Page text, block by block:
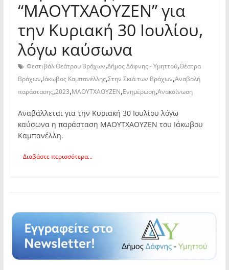
“ΜΑΟΥΤΧΑΟΥΖΕΝ” για
την Κυριακή 30 Ιουλίου,
λόγω καύσωνα
Φεστιβάλ Θεάτρου Βράχων,Δήμος Δάφνης - Υμηττού,Θέατρα
Βράχων,Ιάκωβος Καμπανέλλης,Στην Σκιά των Βράχων,Αναβολή
παράστασης,2023,ΜΑΟΥΤΧΑΟΥΖΕΝ,Ενημέρωση,Ανακοίνωση
Αναβάλλεται για την Κυριακή 30 Ιουλίου λόγω
καύσωνα η παράσταση ΜΑΟΥΤΧΑΟΥΖΕΝ του Ιάκωβου
Καμπανέλλη.
Διαβάστε περισσότερα...